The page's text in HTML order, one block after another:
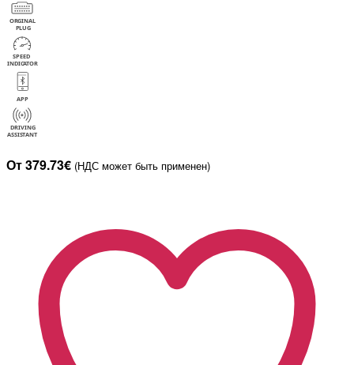
От 379.73€ (НДС может быть применен)